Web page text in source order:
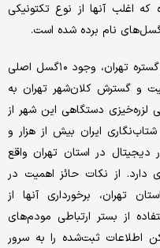
ثبت کرده که اغلب آنها از نوع تکتونیکی
نام برده شده است.
با توجه به زلزله‌های تاریخی رخ داده در گستره تهران، وجود ۱۰گسل اصلی
و گسترش کلان‌شهر تهران به
لزره‌خیزی دستگاهی این شهر از
ایران بیش از هزار و
دارد که ۹۳شتاب‌نگار دیجیتال در استان تهران واقع
شتاب‌نگاری دارد. از نکات حائز اهمیت در
تهران، برخورداری آنها از
از بستر ارتباطی مودم‌های
اطلاعات ثبت‌شده را به سرور